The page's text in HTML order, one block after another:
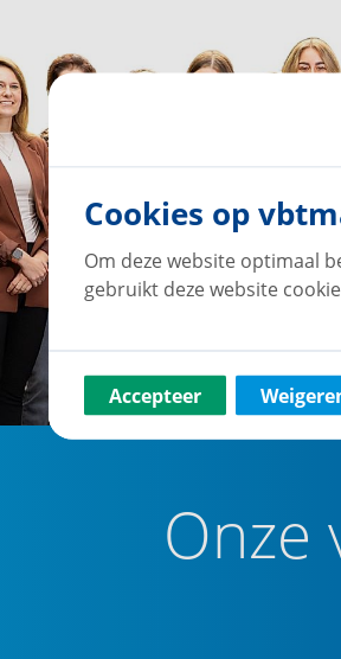
Onze
Cookies op
Om deze website optimaal
gebruikt deze website
Accepteer